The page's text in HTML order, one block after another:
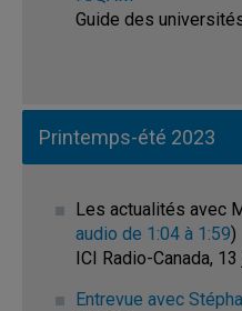
Guide des
Printemps-été 2023
Les actualités avec
audio de 1:04 à 1:59)
ICI Radio-Canada,
Entrevue avec